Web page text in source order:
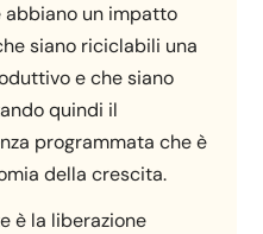
abbiano un impatto
siano riciclabili una
e che siano
quindi il
programmata che è
della crescita.
è la liberazione